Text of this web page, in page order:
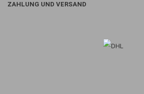
ZAHLUNG UND VERSAND